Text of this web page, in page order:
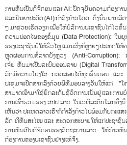
ການຫັນເປັນດິຈິຕອນ ແລະ AI: ປັດຈຸບັນຄວາມຕ້ອງກາ
ແລະ ປັນຍາປະດິດ (AI) ກຳລັງກ້າວໂດດ. ດັ່ງນັ້ນ ພາກລັ
ໆ ມາຊ່ວຍເຮັດວຽກ ເພື່ອໃຫ້ບໍລິການປະຊາຊົນໄດ້ໄວຂຶ້
ຄວາມປອດໄພຂອງຂໍ້ມູນ (Data Protection): ໃນ
ຂອງປະຊາຊົນບໍ່ໃຫ້ຮົ່ວໄຫຼ ແມ່ນສິ່ງທີ່ຫຼາຍໆປະເທດໃ
ຫຼຸດຜ່ອນການສໍ້ລາດບັງຫຼວງ (Anti-Corruption):
ເຈ້ຍ ຫັນມາເປັນລະບົບອອນລາຍ (Digital
ລັດມີຄວາມໂປ່ງໃສ ກວດສອບໄດ້ທຸກຂັ້ນຕອນ ແລະ
ປະຊຸມຈະປິດສາກລົງດ້ວຍພິທີມອບລາງວັນໃຫ້ແກ່ "
ສາມາດເອົາມາໃຊ້ຍົກລະດັບຊີວິດການເປັນຢູ່ ແລະ ກາ
ການເຂົ້າຮ່ວມຂອງ ສປປ ລາວ ໃນເວທີລະດັບໂລກຄັ້ງ
ເຫັນວ່າ ປະເທດລາວເຮົາກໍກຳລັງກ້າວໄປພ້ອມກັບກະແ
ລັດ ທີ່ທັນສະໄໝ ແລະ ສະດວກສະບາຍໃຫ້ແກ່ປະຊາຊົ
ການຫັນເປັນດິຈິຕອນຂອງລັດຖະບານລາວ ໃຫ້ກ້າ
ຕ້ອງການຂອງປະຊາຊົນຢ່າງແທ້ຈິງ.